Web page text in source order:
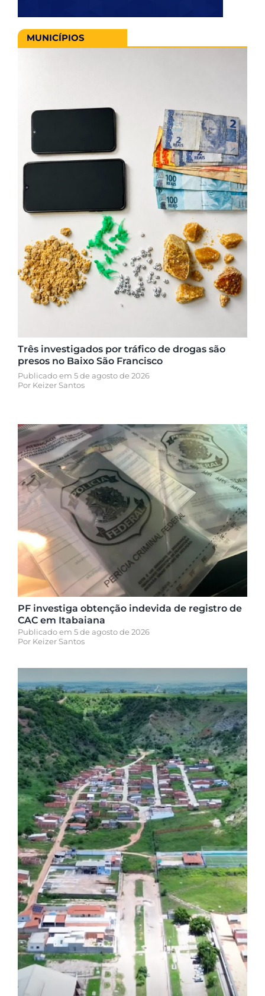
MUNICÍPIOS
Três investigados por tráfico de drogas são
presos no Baixo São Francisco
Publicado em 5 de agosto de 2026
Por Keizer Santos
PF investiga obtenção indevida de registro de
CAC em Itabaiana
Publicado em 5 de agosto de 2026
Por Keizer Santos